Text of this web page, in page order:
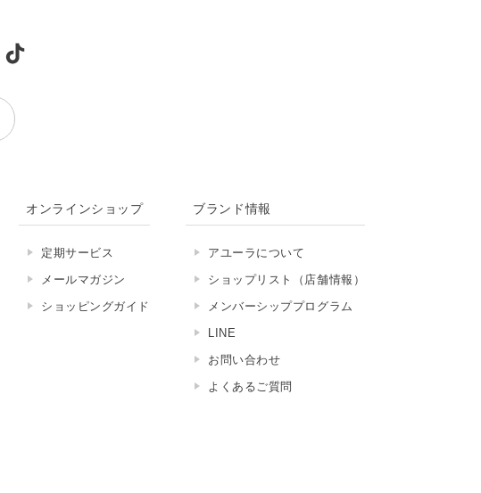
オンラインショップ
定期サービス
メールマガジン
ショッピングガイド
ブランド情報
アユーラについて
ショップリスト（店舗情報）
メンバーシッププログラム
LINE
お問い合わせ
よくあるご質問